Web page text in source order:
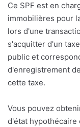
Ce SPF est en
immobilières pour
lors d'une
s'acquitter d'un
public et
d'enregistrement
cette taxe.
Vous pouvez
d'état hypothécaire